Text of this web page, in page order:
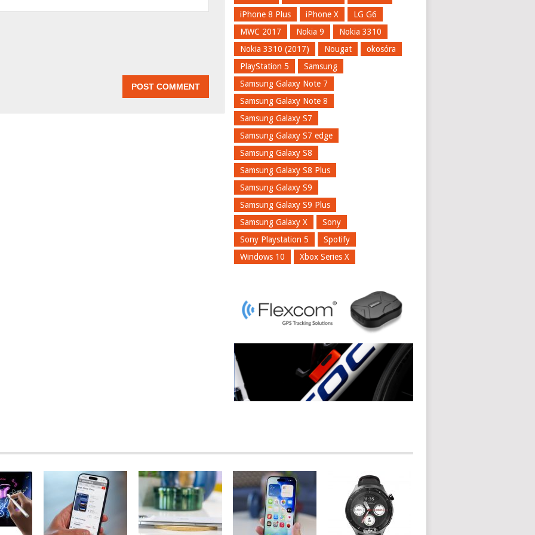
iPhone 8 Plus
iPhone X
LG G6
MWC 2017
Nokia 9
Nokia 3310
Nokia 3310 (2017)
Nougat
okosóra
PlayStation 5
Samsung
Samsung Galaxy Note 7
Samsung Galaxy Note 8
Samsung Galaxy S7
Samsung Galaxy S7 edge
Samsung Galaxy S8
Samsung Galaxy S8 Plus
Samsung Galaxy S9
Samsung Galaxy S9 Plus
Samsung Galaxy X
Sony
Sony Playstation 5
Spotify
Windows 10
Xbox Series X